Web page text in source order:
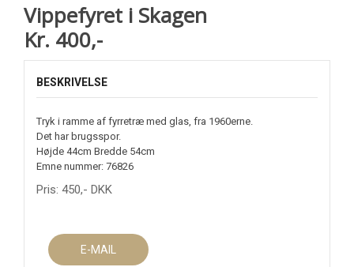
Vippefyret i Skagen
Kr. 400,-
BESKRIVELSE
Tryk i ramme af fyrretræ med glas, fra 1960erne.
Det har brugsspor.
Højde 44cm Bredde 54cm
Emne nummer: 76826
Pris: 450,- DKK
E-MAIL